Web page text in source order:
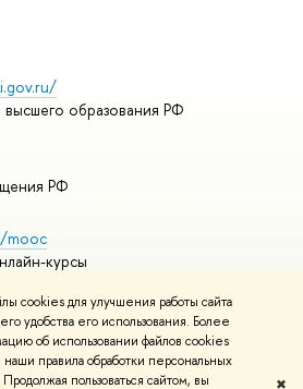
cookies для улучшения работы сайта
удобства его использования. Более
об использовании файлов cookies
наши правила обработки персональных
Продолжая пользоваться сайтом, вы ✖
образования РФ
РФ
mooc
курсы
Адреса и контакты